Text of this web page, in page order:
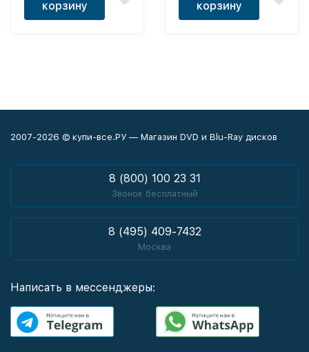
корзину
корзину
2007-2026 © купи-все.РУ — Магазин DVD и Blu-Ray дисков
8 (800) 100 23 31
Звонок бесплатный
8 (495) 409-7432
Москва
Написать в мессенджеры: